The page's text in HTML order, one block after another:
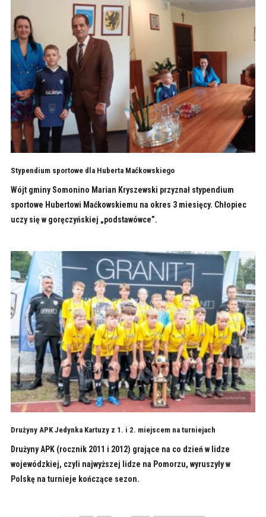
Stypendium sportowe dla Huberta Maćkowskiego
Wójt gminy Somonino Marian Kryszewski przyznał stypendium
sportowe Hubertowi Maćkowskiemu na okres 3 miesięcy. Chłopiec
uczy się w goręczyńskiej „podstawówce”.
Drużyny APK Jedynka Kartuzy z 1. i 2. miejscem na turniejach
Drużyny APK (rocznik 2011 i 2012) grające na co dzień w lidze
wojewódzkiej, czyli najwyższej lidze na Pomorzu, wyruszyły w
Polskę na turnieje kończące sezon.